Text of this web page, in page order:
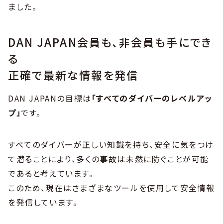
ました。
DAN JAPAN会員も、非会員も手にでき
る
正確で最新な情報を発信
DAN JAPANの目標は 「すべてのダイバーのレベルアッ
プ」です。
すべてのダイバーが正しい知識を持ち、安全に気をつけ
て潜ることにより、多くの事故は未然に防ぐことが可能
であると考えています。
このため、現在はさまざまなツールを使用して安全情報
を発信しています。